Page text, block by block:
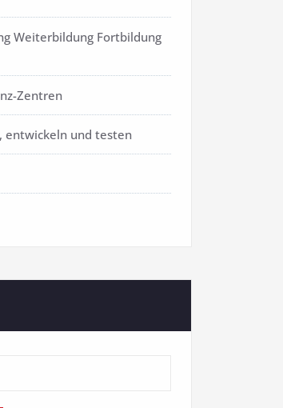
Weiterbildung Fortbildung
Zentren
entwickeln und testen